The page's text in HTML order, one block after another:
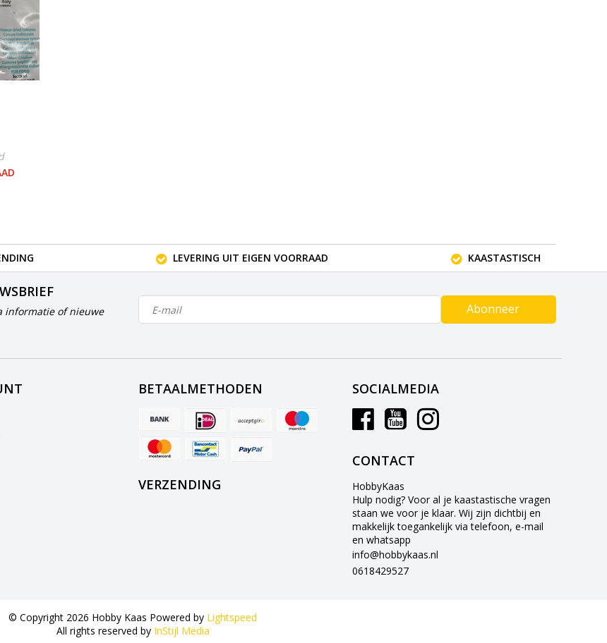
LEVERING UIT EIGEN VOORRAAD KAASTASTISCH
informatie of nieuwe
Abonneer
BETAALMETHODEN
VERZENDING
SOCIALMEDIA
CONTACT
HobbyKaas
Hulp nodig? Voor al je kaastastische vragen
staan we voor je klaar. Wij zijn dichtbij en
makkelijk toegankelijk via telefoon, e-mail
en whatsapp
info@hobbykaas.nl
0618429527
© Copyright 2026 Hobby Kaas Powered by Lightspeed
All rights reserved by InStijl Media